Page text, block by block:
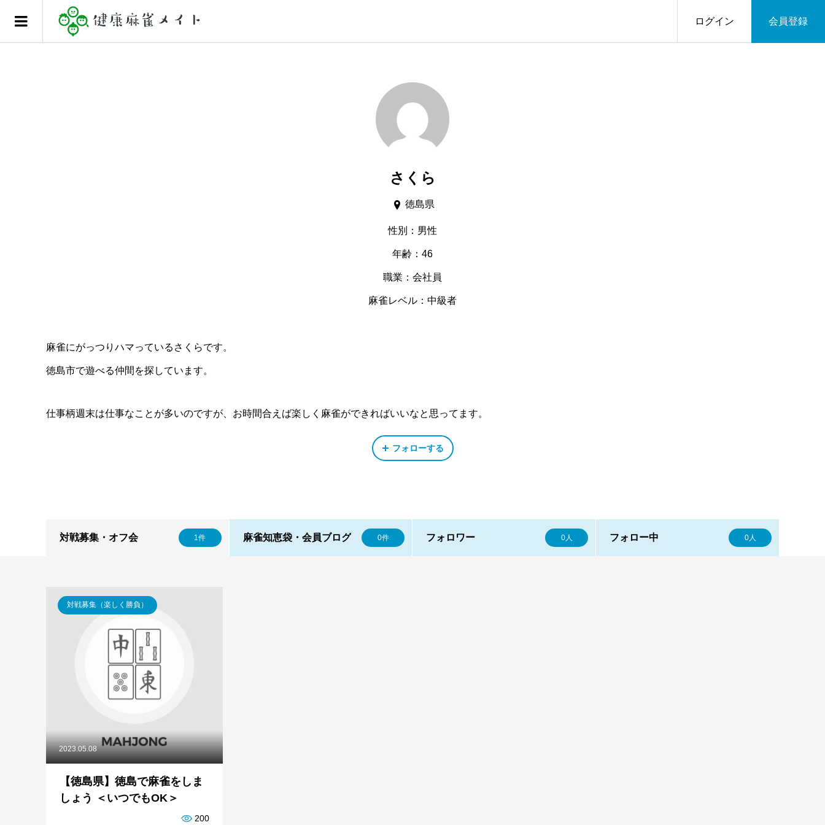
ログイン 会員登録
さくら
徳島県
性別：男性
年齢：46
職業：会社員
麻雀レベル：中級者
麻雀にがっつりハマっているさくらです。
徳島市で遊べる仲間を探しています。
仕事柄週末は仕事なことが多いのですが、お時間合えば楽しく麻雀ができればいいなと思ってます。
フォローする
対戦募集・オフ会 1件 麻雀知恵袋・会員ブログ 0件 フォロワー 0人 フォロー中 0人
2023.05.08
対戦募集（楽しく勝負）
【徳島県】徳島で麻雀をしま
しょう ＜いつでもOK＞
200